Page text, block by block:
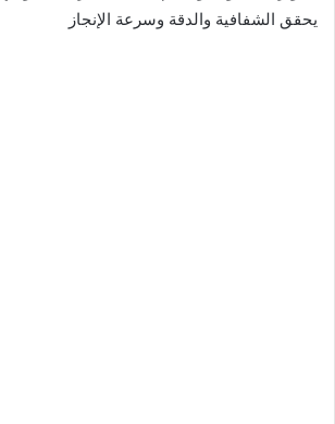
يحقق الشفافية والدقة وسرعة الإنجاز